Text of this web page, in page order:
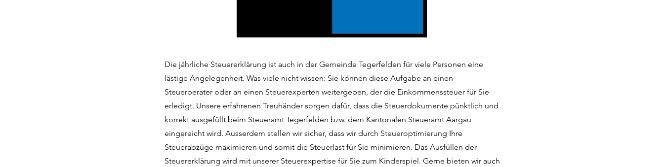
Die jährliche Steuererklärung ist auch in der Gemeinde Tegerfelden für viele Personen eine
lästige Angelegenheit. Was viele nicht wissen: Sie können diese Aufgabe an einen
Steuerberater oder an einen Steuerexperten weitergeben, der die Einkommenssteuer für Sie
erledigt. Unsere erfahrenen Treuhänder sorgen dafür, dass die Steuerdokumente pünktlich und
korrekt ausgefüllt beim Steueramt Tegerfelden bzw. dem Kantonalen Steueramt Aargau
eingereicht wird. Ausserdem stellen wir sicher, dass wir durch Steueroptimierung Ihre
Steuerabzüge maximieren und somit die Steuerlast für Sie minimieren. Das Ausfüllen der
Steuererklärung wird mit unserer Steuerexpertise für Sie zum Kinderspiel. Gerne bieten wir auch